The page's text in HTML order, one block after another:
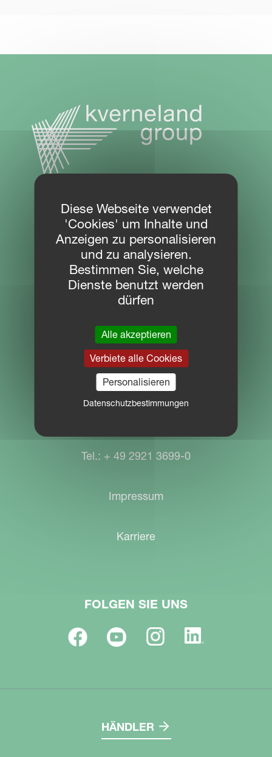
NAVIGATION
Download Center
PARTNER PORTAL
MYKVERNELAND
KONTAKT
Kverneland Group Distribution GmbH
Coesterweg 25
Tel.: + 49 2921 3699-0
Impressum
Karriere
FOLGEN SIE UNS
HÄNDLER
Diese Webseite verwendet
'Cookies' um Inhalte und
Anzeigen zu personalisieren
und zu analysieren.
Bestimmen Sie, welche
Dienste benutzt werden
dürfen
Alle akzeptieren
Verbiete alle Cookies
Personalisieren
Datenschutzbestimmungen